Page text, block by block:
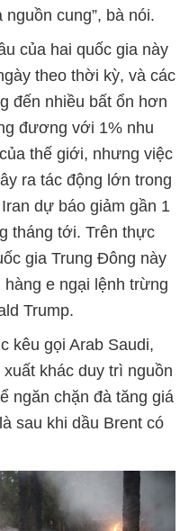
cung”, bà nói.
của hai quốc gia này
theo thời kỳ, và các
đến nhiều bất ổn hơn
đương với 1% nhu
thế giới, nhưng việc
ra tác động lớn trong
dự báo giảm gần 1
tháng tới. Trên thực
gia Trung Đông này
e ngại lệnh trừng
Trump.
kêu gọi Arab Saudi,
khác duy trì nguồn
ngăn chặn đà tăng giá
sau khi dầu Brent có